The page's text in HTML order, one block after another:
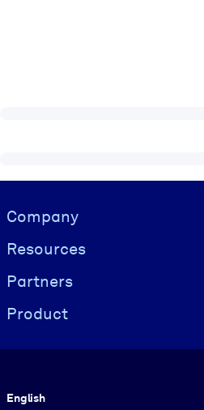
Visually hidden Text
Company
Resources
Partners
Product
English